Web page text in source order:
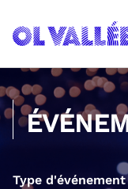
Type d'événement